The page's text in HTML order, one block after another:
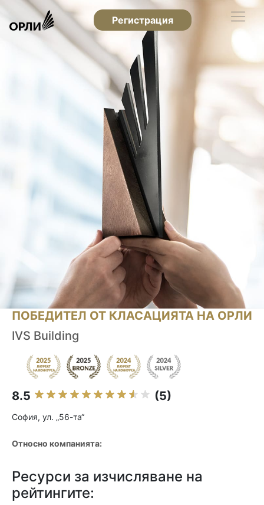
Регистрация
ПОБЕДИТЕЛ ОТ КЛАСАЦИЯТА НА ОРЛИ
IVS Building
8.5 (5)
София, ул. „56-та“
Относно компанията:
Ресурси за изчисляване на
рейтингите: